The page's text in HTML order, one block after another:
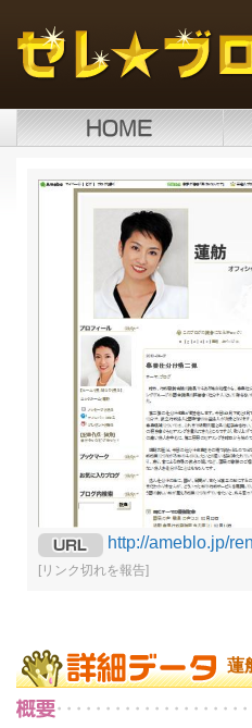
http://ameblo.jp/
[リンク切れを報告]
蓮